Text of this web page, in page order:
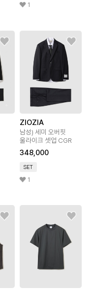
1
ZIOZIA
남성) 세미 오버핏
울라이크 셋업 CGR
348,000
SET
1